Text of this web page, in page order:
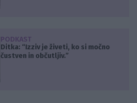
PODKAST
Ditka: “Izziv je živeti, ko si močno
čustven in občutljiv.”